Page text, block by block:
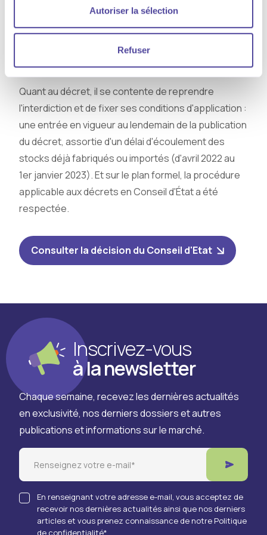
Autoriser la sélection
Refuser
cause : les normes définissant la biodégradabilité
d'un produit ou d'une substance ne garantissent
pas que ces matières se biodégradent
complètement.
Quant au décret, il se contente de reprendre
l'interdiction et de fixer ses conditions d'application :
une entrée en vigueur au lendemain de la publication
du décret, assortie d'un délai d'écoulement des
stocks déjà fabriqués ou importés (d'avril 2022 au
1er janvier 2023). Et sur le plan formel, la procédure
applicable aux décrets en Conseil d'État a été
respectée.
Consulter la décision du Conseil d'Etat
Inscrivez-vous
à la newsletter
Chaque semaine, recevez les dernières actualités
en exclusivité, nos derniers dossiers et autres
publications et informations sur le marché.
Email
En renseignant votre adresse e-mail, vous acceptez de
recevoir nos dernières actualités ainsi que nos derniers
articles et vous prenez connaissance de notre Politique
de confidentialité*